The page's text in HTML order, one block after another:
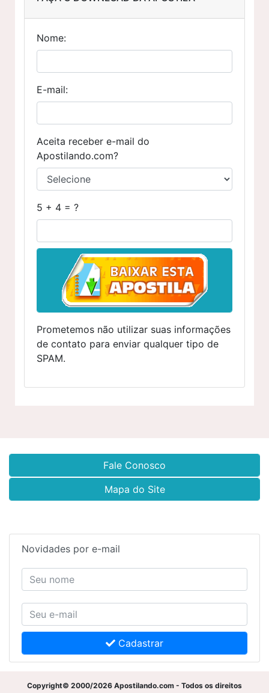
Nome:
E-mail:
Aceita receber e-mail do
Apostilando.com?
5 + 4 = ?
Prometemos não utilizar suas informações
de contato para enviar qualquer tipo de
SPAM.
Fale Conosco
Mapa do Site
Novidades por e-mail
Cadastrar
Copyright© 2000/2026 Apostilando.com - Todos os direitos